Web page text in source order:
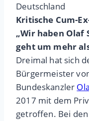
Deutschland
Kritische Cum-
„Wir haben Olaf
geht um mehr
Dreimal hat sich
Bürgermeister
Bundeskanzler
2017 mit dem
getroffen. Bei